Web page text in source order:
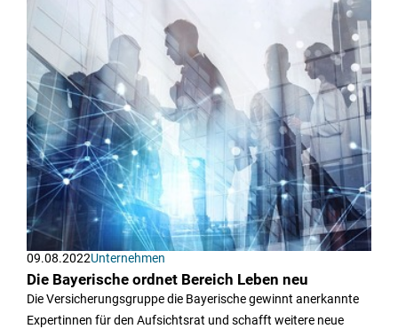
09.08.2022Unternehmen
Die Bayerische ordnet Bereich Leben neu
Die Versicherungsgruppe die Bayerische gewinnt anerkannte
Expertinnen für den Aufsichtsrat und schafft weitere neue